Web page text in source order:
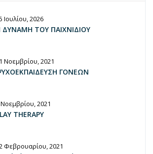
Ιουλίου, 2026
ΔΥΝΑΜΗ ΤΟΥ ΠΑΙΧΝΙΔΙΟΥ
Νοεμβρίου, 2021
ΓΟΝΕΩΝ
2021
THERAPY
Φεβρουαρίου, 2021